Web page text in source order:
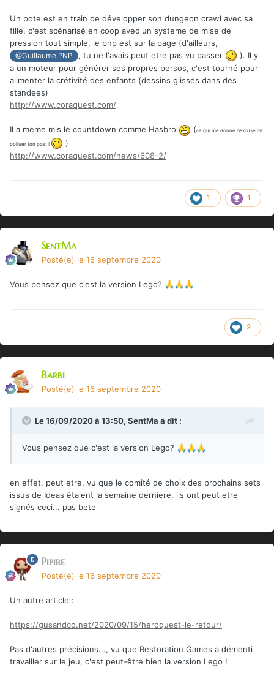
Un pote est en train de développer son dungeon crawl avec sa
fille, c'est scénarisé en coop avec un systeme de mise de
pression tout simple, le pnp est sur la page (d'ailleurs,
@Guillaume PNP , tu ne l'avais peut etre pas vu passer
). Il y
a un moteur pour générer ses propres persos, c'est tourné pour
alimenter la crétivité des enfants (dessins glissés dans des
standees)
http://www.coraquest.com/
Il a meme mis le countdown comme Hasbro (ce qui me donne l'excuse de
polluer ton post !
)
http://www.coraquest.com/news/608-2/
1 1
SentMa
Posté(e) le 16 septembre 2020
Vous pensez que c'est la version Lego? 🙏 🙏 🙏
2
Barbi
Posté(e) le 16 septembre 2020
Le 16/09/2020 à 13:50, SentMa a dit :
Vous pensez que c'est la version Lego? 🙏 🙏 🙏
en effet, peut etre, vu que le comité de choix des prochains sets
issus de Ideas étaient la semaine derniere, ils ont peut etre
signés ceci... pas bete
Pipire
Posté(e) le 16 septembre 2020
Un autre article :
https://gusandco.net/2020/09/15/heroquest-le-retour/
Pas d'autres précisions..., vu que Restoration Games a démenti
travailler sur le jeu, c'est peut-être bien la version Lego !